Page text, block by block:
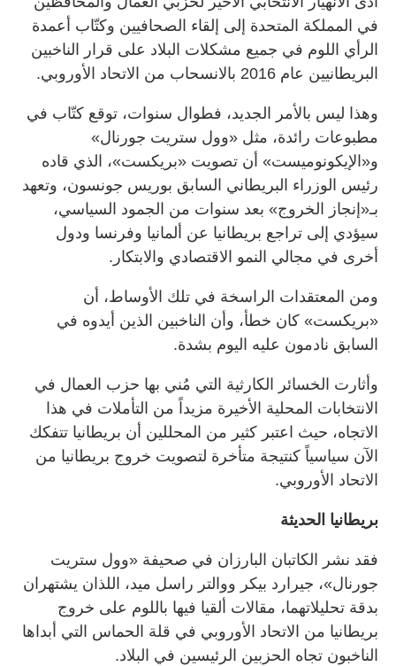
في المملكة المتحدة إلى إلقاء الصحافيين وكتّاب أعمدة
الرأي اللوم في جميع مشكلات البلاد على قرار الناخبين
البريطانيين عام 2016 بالانسحاب من الاتحاد الأوروبي.
وهذا ليس بالأمر الجديد، فطوال سنوات، توقع كتّاب في
مطبوعات رائدة، مثل «وول ستريت جورنال»
و«الإيكونوميست» أن تصويت «بريكست»، الذي قاده
رئيس الوزراء البريطاني السابق بوريس جونسون، وتعهد
بـ«إنجاز الخروج» بعد سنوات من الجمود السياسي،
سيؤدي إلى تراجع بريطانيا عن ألمانيا وفرنسا ودول
أخرى في مجالي النمو الاقتصادي والابتكار.
ومن المعتقدات الراسخة في تلك الأوساط، أن
«بريكست» كان خطأ، وأن الناخبين الذين أيدوه في
السابق نادمون عليه اليوم بشدة.
وأثارت الخسائر الكارثية التي مُني بها حزب العمال في
الانتخابات المحلية الأخيرة مزيداً من التأملات في هذا
الاتجاه، حيث اعتبر كثير من المحللين أن بريطانيا تتفكك
الآن سياسياً كنتيجة متأخرة لتصويت خروج بريطانيا من
الاتحاد الأوروبي.
بريطانيا الحديثة
فقد نشر الكاتبان البارزان في صحيفة «وول ستريت
جورنال»، جيرارد بيكر ووالتر راسل ميد، اللذان يشتهران
بدقة تحليلاتهما، مقالات ألقيا فيها باللوم على خروج
بريطانيا من الاتحاد الأوروبي في قلة الحماس التي أبداها
الناخبون تجاه الحزبين الرئيسين في البلاد.